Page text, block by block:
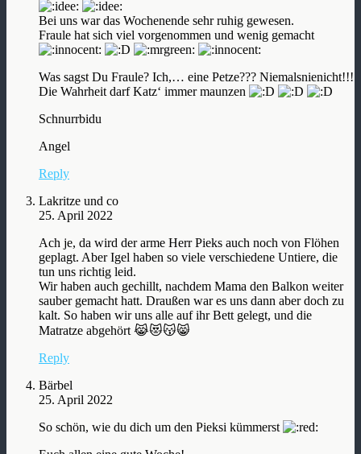
Bei uns war das Wochenende sehr ruhig gewesen.
Fraule hat sich viel vorgenommen und wenig gemacht
Was sagst Du Fraule? Ich,… eine Petze??? Niemalsnienicht!!!
Die Wahrheit darf Katz‘ immer maunzen
Schnurrbidu
Angel
Reply
Lakritze und co
25. April 2022
Ach je, da wird der arme Herr Pieks auch noch von Flöhen
geplagt. Aber Igel haben so viele verschiedene Untiere, die
tun uns richtig leid.
Wir haben auch gechillt, nachdem Mama den Balkon weiter
sauber gemacht hatt. Draußen war es uns dann aber doch zu
kalt. So haben wir uns alle auf ihr Bett gelegt, und die
Matratze abgehört 😹😻😽😸
Reply
Bärbel
25. April 2022
So schön, wie du dich um den Pieksi kümmerst